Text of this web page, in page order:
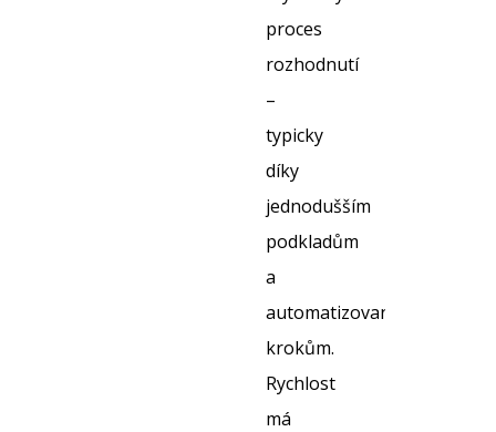
proces
rozhodnutí
–
typicky
díky
jednodušším
podkladům
a
automatizovaným
krokům.
Rychlost
má